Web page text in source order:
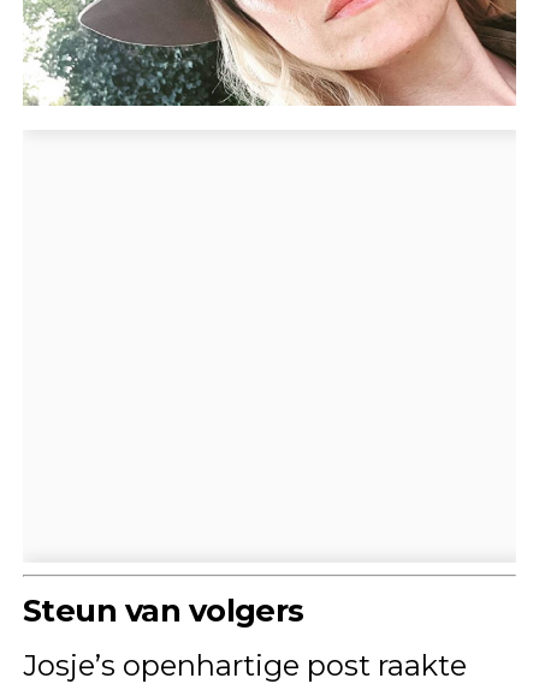
Steun van volgers
Josje’s openhartige post raakte